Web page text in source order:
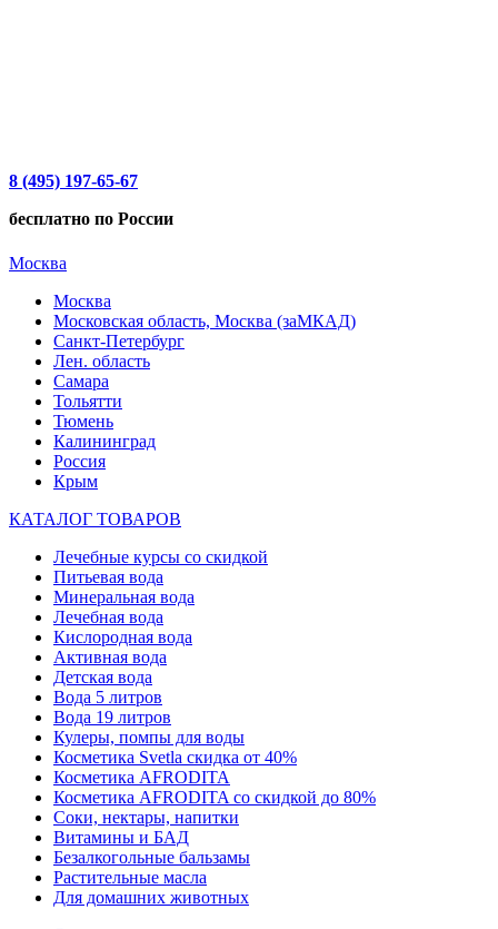
8 (495) 197-65-67
бесплатно по России
Москва
Москва
Московская область, Москва (заМКАД)
Санкт-Петербург
Лен. область
Самара
Тольятти
Тюмень
Калининград
Россия
Крым
КАТАЛОГ ТОВАРОВ
Лечебные курсы со скидкой
Питьевая вода
Минеральная вода
Лечебная вода
Кислородная вода
Активная вода
Детская вода
Вода 5 литров
Вода 19 литров
Кулеры, помпы для воды
Косметика Svetla скидка от 40%
Косметика AFRODITA
Косметика AFRODITA со скидкой до 80%
Соки, нектары, напитки
Витамины и БАД
Безалкогольные бальзамы
Растительные масла
Для домашних животных